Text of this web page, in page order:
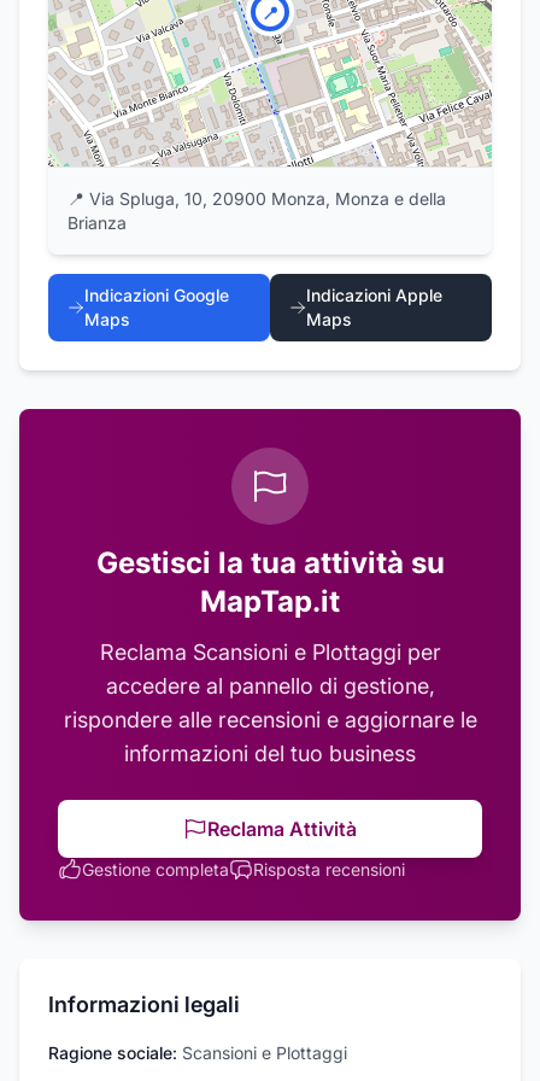
📍
📍 Via Spluga, 10, 20900 Monza, Monza e della
Brianza
Indicazioni Google
Maps
Indicazioni Apple
Maps
Gestisci la tua attività su
MapTap.it
Reclama Scansioni e Plottaggiper
accedere al pannello di gestione,
rispondere alle recensioni e aggiornare le
informazioni del tuo business
Reclama Attività
Gestione completa Risposta recensioni
Informazioni legali
Ragione sociale: Scansioni e Plottaggi